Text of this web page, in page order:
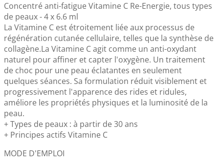
Concentré anti-fatigue Vitamine C Re-Energie, tous types
de peaux - 4 x 6.6 ml
La Vitamine C est étroitement liée aux processus de
régénération cutanée cellulaire, telles que la synthèse de
collagène.La Vitamine C agit comme un anti-oxydant
naturel pour affiner et capter l'oxygène. Un traitement
de choc pour une peau éclatantes en seulement
quelques séances. Sa formulation réduit visiblement et
progressivement l'apparence des rides et ridules,
améliore les propriétés physiques et la luminosité de la
peau.
+ Types de peaux : à partir de 30 ans
+ Principes actifs Vitamine C
MODE D'EMPLOI